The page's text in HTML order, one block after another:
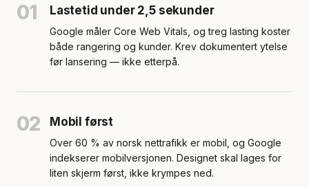
01 Lastetid under 2,5 sekunder
Google måler Core Web Vitals, og treg lasting koster
både rangering og kunder. Krev dokumentert ytelse
før lansering — ikke etterpå.
02 Mobil først
Over 60 % av norsk nettrafikk er mobil, og Google
indekserer mobilversjonen. Designet skal lages for
liten skjerm først, ikke krympes ned.